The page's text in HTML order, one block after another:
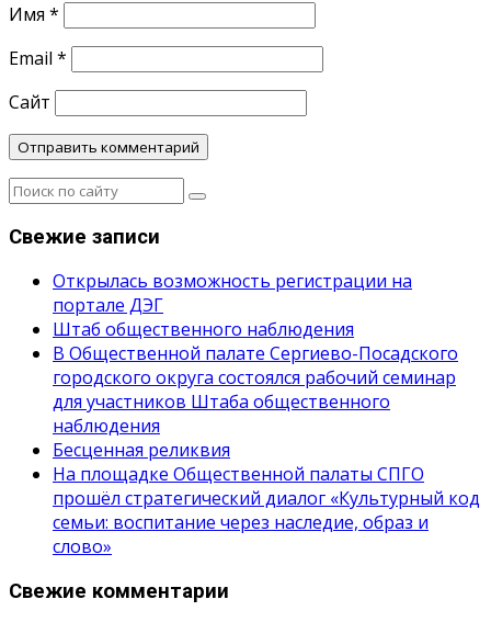
Имя *
Email *
Сайт
Свежие записи
Открылась возможность регистрации на
портале ДЭГ
Штаб общественного наблюдения
В Общественной палате Сергиево-Посадского
городского округа состоялся рабочий семинар
для участников Штаба общественного
наблюдения
Бесценная реликвия
На площадке Общественной палаты СПГО
прошёл стратегический диалог «Культурный код
семьи: воспитание через наследие, образ и
слово»
Свежие комментарии